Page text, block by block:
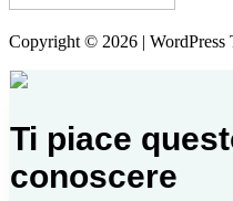
Copyright © 2026 | WordPress
Ti piace
conoscere